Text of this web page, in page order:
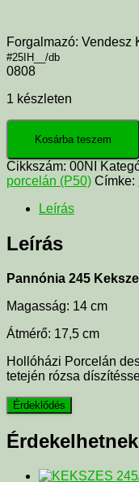
Forgalmazó: Vendesz
#25IH__/db
0808
1 készleten
Kosárba teszem
Cikkszám: 00NI
porcelán (P50) Címke:
Leírás
Leírás
Pannónia 245
Magasság: 14 cm
Átmérő: 17,5 cm
Hollóházi Porcelán
tetején rózsa